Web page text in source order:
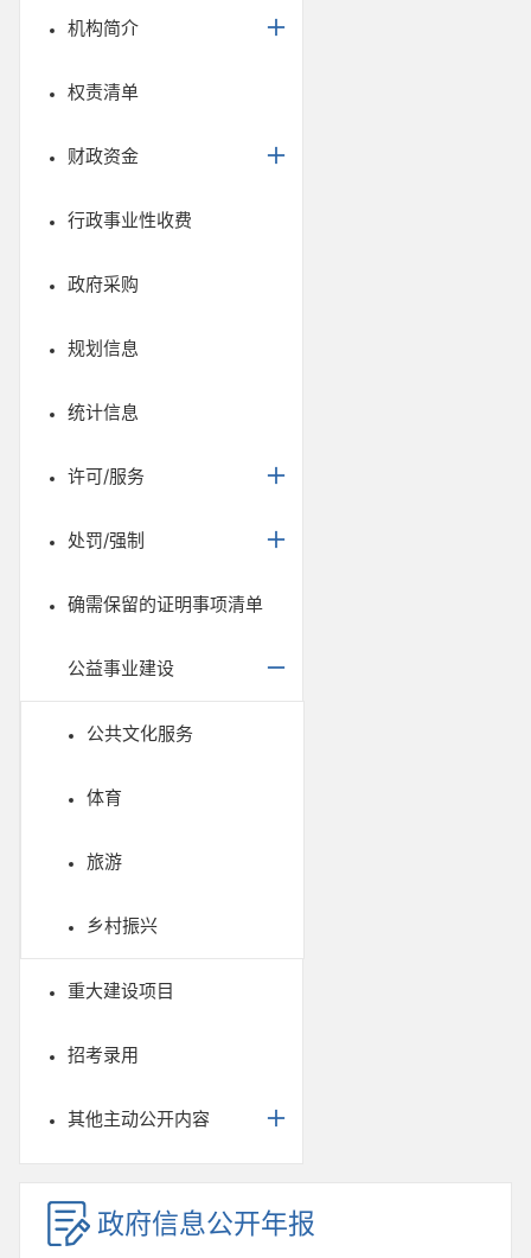
机构简介
权责清单
财政资金
行政事业性收费
政府采购
规划信息
统计信息
许可/服务
处罚/强制
确需保留的证明事项清单
公益事业建设
公共文化服务
体育
旅游
乡村振兴
重大建设项目
招考录用
其他主动公开内容
政府信息公开年报